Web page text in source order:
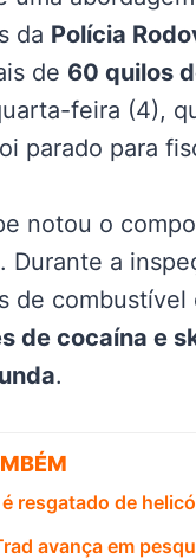
da Polícia
de 60 quilos
feira (4),
parado para
notou o
Durante a
de
de cocaína e
.
resgatado de
avança em